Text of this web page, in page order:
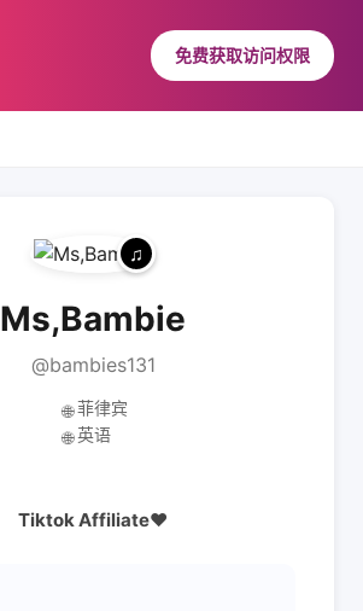
免费获取访问权限
Ms,Bambie
@bambies131
🌐 菲律宾
🌐 英语
Tiktok Affiliate❤️